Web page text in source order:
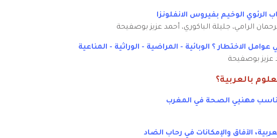
الرئوي الوخيم بفيروس الانفلونزا
الرامي، جليلة الباكوري، أحمد عزيز بوصفيحة
عزيز بوصفيحة
بالعربية؟
يناسب مهنيي الصحة في المغرب
الآفاق والإمكانات في رحاب الضاد